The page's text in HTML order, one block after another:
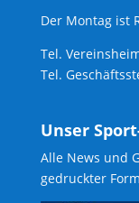
Der Montag ist
Tel.
Tel.
Unser
Alle News und
gedruckter